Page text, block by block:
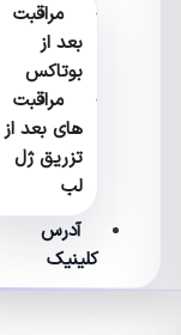
مراقبت
بعد از
بوتاکس
مراقبت
های بعد از
تزریق ژل
آدرس
کلینیک